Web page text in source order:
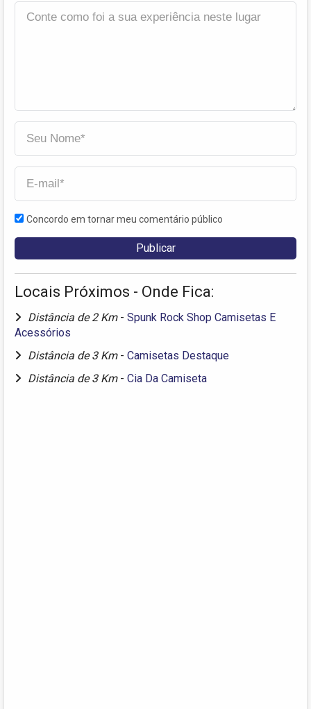
Concordo em tornar meu comentário público
Locais Próximos - Onde Fica:
Distância de 2 Km - Spunk Rock Shop Camisetas E
Acessórios
Distância de 3 Km - Camisetas Destaque
Distância de 3 Km - Cia Da Camiseta